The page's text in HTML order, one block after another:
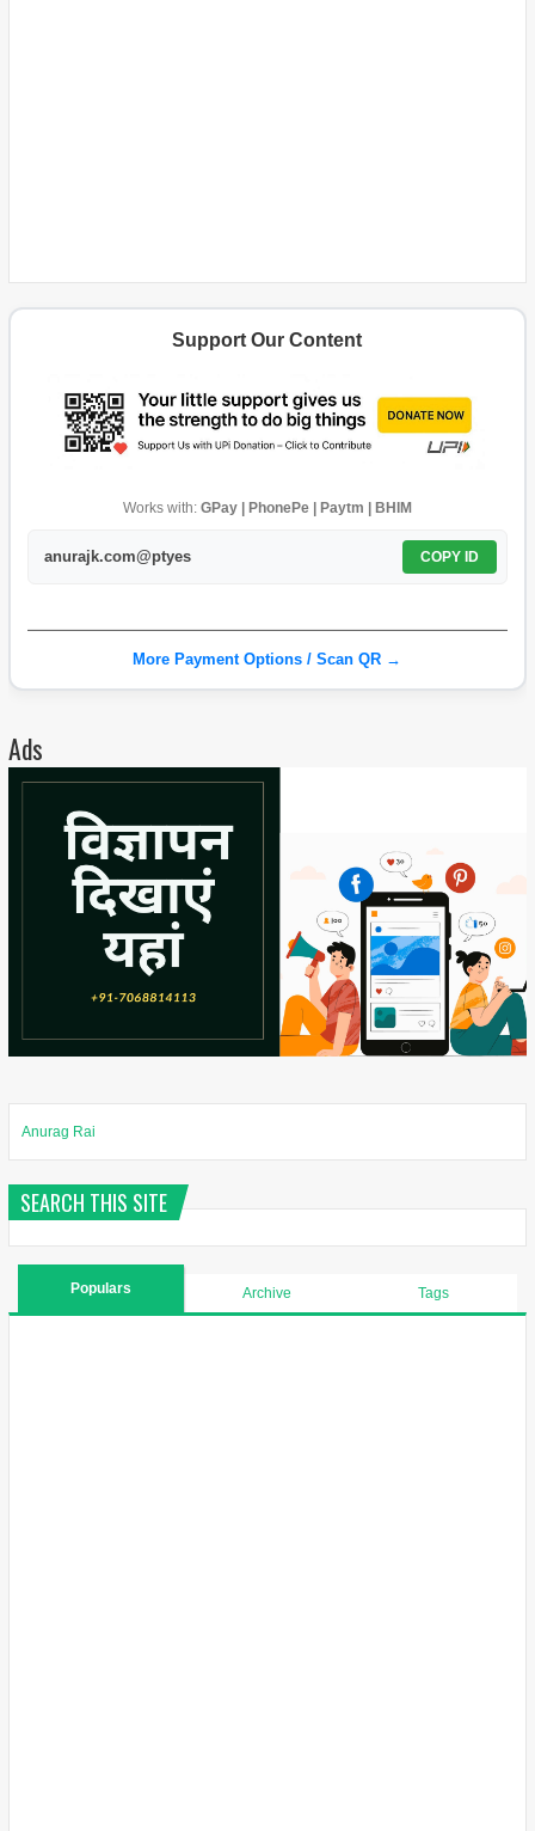
Support Our Content
Works with: GPay | PhonePe | Paytm | BHIM
anurajk.com@ptyes COPY ID
More Payment Options / Scan QR →
Ads
Anurag Rai
SEARCH THIS SITE
Populars Archive Tags